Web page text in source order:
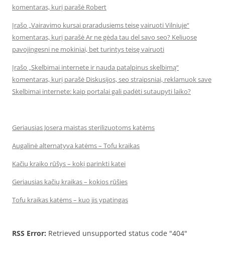
komentaras, kurį parašė Robert
Įrašo „Vairavimo kursai praradusiems teisę vairuoti Vilniuje“
komentaras, kurį parašė Ar ne gėda tau del savo seo? Keliuose
pavojingesni ne mokiniai, bet turintys teisę vairuoti
Įrašo „Skelbimai internete ir nauda patalpinus skelbimą“
komentaras, kurį parašė Diskusijos, seo straipsniai, reklamuok save
Skelbimai internete: kaip portalai gali padėti sutaupyti laiko?
Geriausias Josera maistas sterilizuotoms katėms
Augalinė alternatyva katėms – Tofu kraikas
Kačių kraiko rūšys – kokį parinkti katei
Geriausias kačių kraikas – kokios rūšies
Tofu kraikas katėms – kuo jis ypatingas
RSS Error: Retrieved unsupported status code "404"